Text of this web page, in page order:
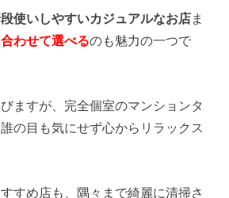
使いしやすいカジュアルなお店ま
わせて選べるのも魅力の一つで
ますが、完全個室のマンションタ
の目も気にせず心からリラックス
すめ店も、隅々まで綺麗に清掃さ